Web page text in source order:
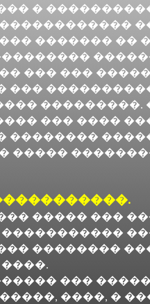
�
������� ��
��� ���
���
���������.
��� ����
��������
�����
����� ���
��������
���
����, �